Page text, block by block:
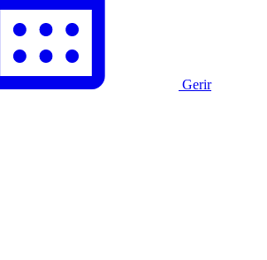
Gerir